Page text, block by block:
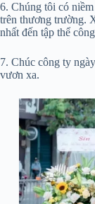
6. Chúng tôi có
trên thương trường.
nhất đến tập thể
7. Chúc công ty
vươn xa.